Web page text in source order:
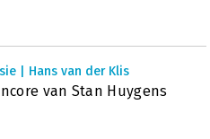
| Hans van der Klis
van Stan Huygens